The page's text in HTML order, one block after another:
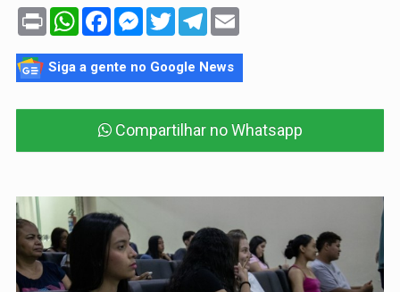
Print WhatsAppFacebookMessenger
TwitterTelegram
Siga a gente no Google News
Compartilhar no Whatsapp